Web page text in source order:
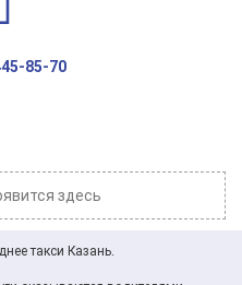
85-70
здесь
такси Казань.